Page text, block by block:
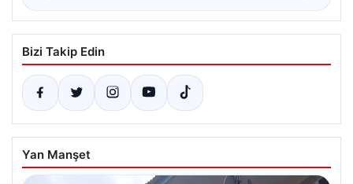
Bizi Takip Edin
Yan Manşet